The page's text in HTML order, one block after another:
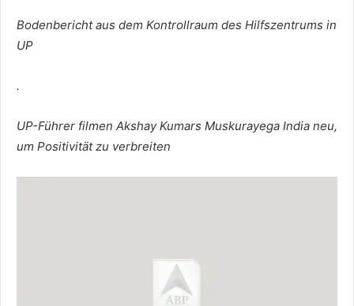
Bodenbericht aus dem Kontrollraum des Hilfszentrums in
UP
.
UP-Führer filmen Akshay Kumars Muskurayega India neu,
um Positivität zu verbreiten